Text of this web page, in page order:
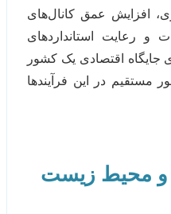
افزایش عمق کانال‌های
و رعایت استانداردهای
اقتصادی یک کشور
مستقیم در این فرآیندها
و محیط زیست